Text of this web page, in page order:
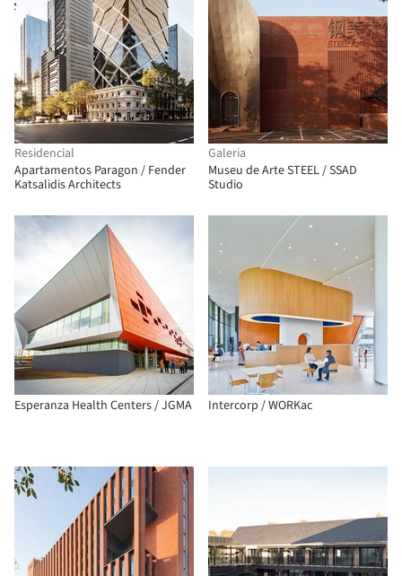
Residencial
Apartamentos Paragon / Fender
Katsalidis Architects
Galeria
Museu de Arte STEEL / SSAD
Studio
Esperanza Health Centers / JGMA Intercorp / WORKac